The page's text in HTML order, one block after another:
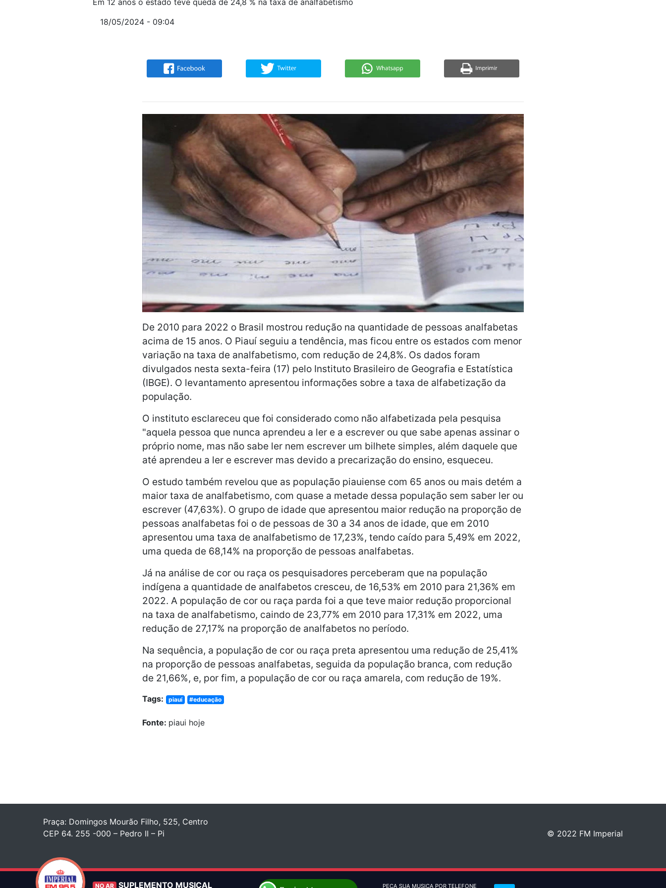
Em 12 anos o estado teve queda de 24,8 % na taxa de analfabetismo
18/05/2024 - 09:04
De 2010 para 2022 o Brasil mostrou redução na quantidade de pessoas analfabetas
acima de 15 anos. O Piauí seguiu a tendência, mas ficou entre os estados com menor
variação na taxa de analfabetismo, com redução de 24,8%. Os dados foram
divulgados nesta sexta-feira (17) pelo Instituto Brasileiro de Geografia e Estatística
(IBGE). O levantamento apresentou informações sobre a taxa de alfabetização da
população.
O instituto esclareceu que foi considerado como não alfabetizada pela pesquisa
"aquela pessoa que nunca aprendeu a ler e a escrever ou que sabe apenas assinar o
próprio nome, mas não sabe ler nem escrever um bilhete simples, além daquele que
até aprendeu a ler e escrever mas devido a precarização do ensino, esqueceu.
O estudo também revelou que as população piauiense com 65 anos ou mais detém a
maior taxa de analfabetismo, com quase a metade dessa população sem saber ler ou
escrever (47,63%). O grupo de idade que apresentou maior redução na proporção de
pessoas analfabetas foi o de pessoas de 30 a 34 anos de idade, que em 2010
apresentou uma taxa de analfabetismo de 17,23%, tendo caído para 5,49% em 2022,
uma queda de 68,14% na proporção de pessoas analfabetas.
Já na análise de cor ou raça os pesquisadores perceberam que na população
indígena a quantidade de analfabetos cresceu, de 16,53% em 2010 para 21,36% em
2022. A população de cor ou raça parda foi a que teve maior redução proporcional
na taxa de analfabetismo, caindo de 23,77% em 2010 para 17,31% em 2022, uma
redução de 27,17% na proporção de analfabetos no período.
Na sequência, a população de cor ou raça preta apresentou uma redução de 25,41%
na proporção de pessoas analfabetas, seguida da população branca, com redução
de 21,66%, e, por fim, a população de cor ou raça amarela, com redução de 19%.
Tags: piauí #educação
Fonte: piaui hoje
NO AR SUPLEMENTO MUSICAL PEÇA SUA MUSICA POR TELEFONE
Praça: Domingos Mourão Filho, 525, Centro
CEP 64. 255 -000 – Pedro II – Pi
© 2022 FM Imperial